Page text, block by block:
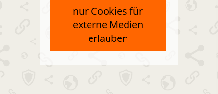
nur Cookies für
externe Medien
erlauben